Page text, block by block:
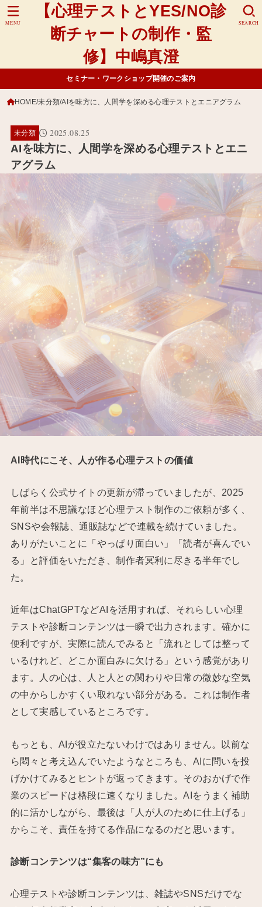
【心理テストとYES/NO診
断チャートの制作・監
修】中嶋真澄
SEARCH
MENU
セミナー・ワークショップ開催のご案内
HOME 未分類 AIを味方に、人間学を深める心理テストとエニアグラム
未分類 2025.08.25
AIを味方に、人間学を深める心理テストとエニ
アグラム
AI時代にこそ、人が作る心理テストの価値
しばらく公式サイトの更新が滞っていましたが、2025
年前半は不思議なほど心理テスト制作のご依頼が多く、
SNSや会報誌、通販誌などで連載を続けていました。
ありがたいことに「やっぱり面白い」「読者が喜んでい
る」と評価をいただき、制作者冥利に尽きる半年でし
た。
近年はChatGPTなどAIを活用すれば、それらしい心理
テストや診断コンテンツは一瞬で出力されます。確かに
便利ですが、実際に読んでみると「流れとしては整って
いるけれど、どこか面白みに欠ける」という感覚があり
ます。人の心は、人と人との関わりや日常の微妙な空気
の中からしかすくい取れない部分がある。これは制作者
として実感しているところです。
もっとも、AIが役立たないわけではありません。以前な
ら悶々と考え込んでいたようなところも、AIに問いを投
げかけてみるとヒントが返ってきます。そのおかげで作
業のスピードは格段に速くなりました。AIをうまく補助
的に活かしながら、最後は「人が人のために仕上げる」
からこそ、責任を持てる作品になるのだと思います。
診断コンテンツは“集客の味方”にも
心理テストや診断コンテンツは、雑誌やSNSだけでな